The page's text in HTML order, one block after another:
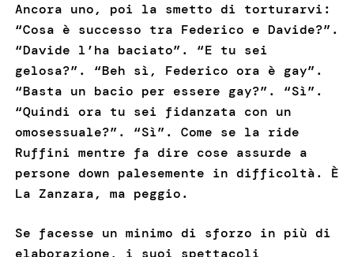
Ancora uno, poi la smetto di torturarvi:
“Cosa è successo tra Federico e Davide?”.
“Davide l’ha baciato”. “E tu sei
gelosa?”. “Beh sì, Federico ora è gay”.
“Basta un bacio per essere gay?”. “Sì”.
“Quindi ora tu sei fidanzata con un
omosessuale?”. “Sì”. Come se la ride
Ruffini mentre fa dire cose assurde a
persone down palesemente in difficoltà. È
La Zanzara, ma peggio.
Se facesse un minimo di sforzo in più di
elaborazione, i suoi spettacoli